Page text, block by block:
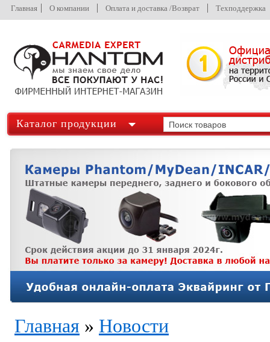
Главная О компании Оплата и доставка /Возврат Техподдержка
Каталог продукции
Главная » Новости